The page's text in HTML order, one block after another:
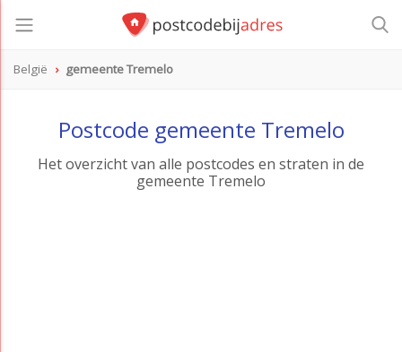
België gemeente Tremelo
Postcode gemeente Tremelo
Het overzicht van alle postcodes en straten in de
gemeente Tremelo